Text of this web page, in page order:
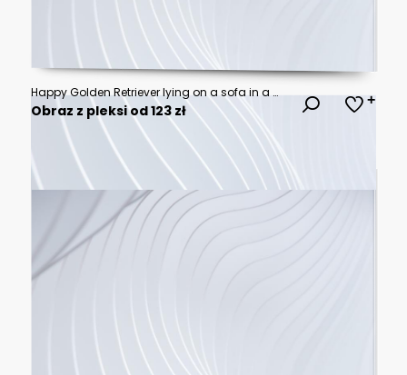
Happy Golden Retriever lying on a sofa in a modern cozy pet-friendly living room
Obraz z pleksi od 123 zł